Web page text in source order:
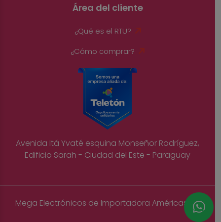
Área del cliente
¿Qué es el RTU?
¿Cómo comprar?
Avenida Itá Yvaté esquina Monseñor Rodríguez,
Edificio Sarah - Ciudad del Este - Paraguay
Mega Electrónicos de Importadora Américas S.A